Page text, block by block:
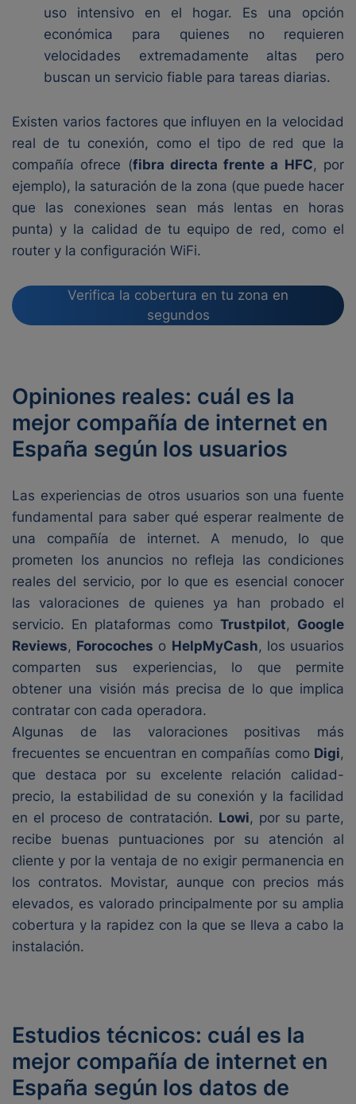
uso intensivo en el hogar. Es una opción
económica para quienes no requieren
velocidades extremadamente altas pero
buscan un servicio fiable para tareas diarias.
Existen varios factores que influyen en la velocidad
real de tu conexión, como el tipo de red que la
compañía ofrece (fibra directa frente a HFC, por
ejemplo), la saturación de la zona (que puede hacer
que las conexiones sean más lentas en horas
punta) y la calidad de tu equipo de red, como el
router y la configuración WiFi.
Verifica la cobertura en tu zona en
segundos
Opiniones reales: cuál es la
mejor compañía de internet en
España según los usuarios
Las experiencias de otros usuarios son una fuente
fundamental para saber qué esperar realmente de
una compañía de internet. A menudo, lo que
prometen los anuncios no refleja las condiciones
reales del servicio, por lo que es esencial conocer
las valoraciones de quienes ya han probado el
servicio. En plataformas como Trustpilot, Google
Reviews, Forocoches o HelpMyCash, los usuarios
comparten sus experiencias, lo que permite
obtener una visión más precisa de lo que implica
contratar con cada operadora.
Algunas de las valoraciones positivas más
frecuentes se encuentran en compañías como Digi,
que destaca por su excelente relación calidad-
precio, la estabilidad de su conexión y la facilidad
en el proceso de contratación. Lowi, por su parte,
recibe buenas puntuaciones por su atención al
cliente y por la ventaja de no exigir permanencia en
los contratos. Movistar, aunque con precios más
elevados, es valorado principalmente por su amplia
cobertura y la rapidez con la que se lleva a cabo la
instalación.
Estudios técnicos: cuál es la
mejor compañía de internet en
España según los datos de